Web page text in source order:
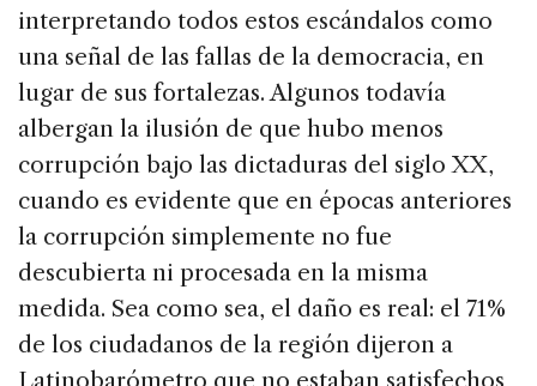
interpretando todos estos escándalos como
una señal de las fallas de la democracia, en
lugar de sus fortalezas. Algunos todavía
albergan la ilusión de que hubo menos
corrupción bajo las dictaduras del siglo XX,
cuando es evidente que en épocas anteriores
la corrupción simplemente no fue
descubierta ni procesada en la misma
medida. Sea como sea, el daño es real: el 71%
de los ciudadanos de la región dijeron a
Latinobarómetro que no estaban satisfechos